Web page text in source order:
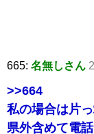
665: 名無しさん
>>664
私の場合は片
県外含めて電